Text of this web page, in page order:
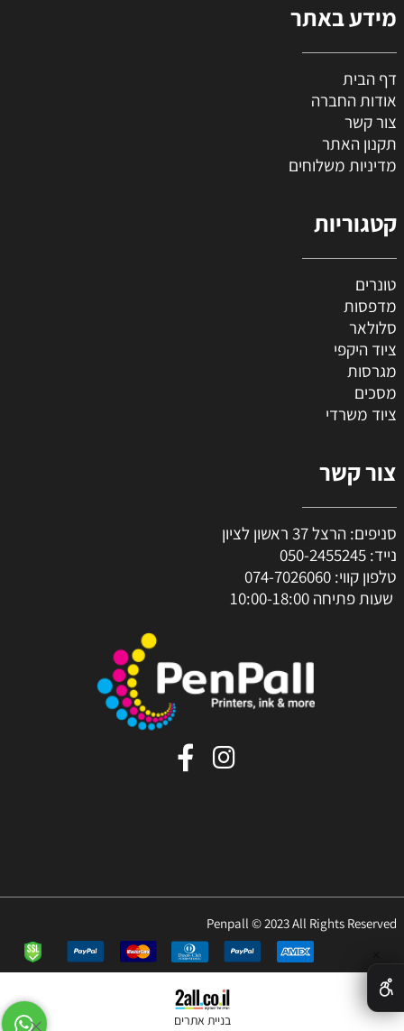
מידע באתר
דף הבית
אודות החברה
צור קשר
תקנון האתר
מדיניות משלוחים
קטגוריות
טונרים
מדפסות
סלולאר
ציוד היקפי
מגרסות
מסכים
ציוד משרדי
צור קשר
סניפים: הרצל 37 ראשון לציון
נייד: 050-2455245
טלפון קווי: 074-7026060
שעות פתיחה 10:00-18:00
Penpall © 2023 All Rights Reserved
בניית אתרים